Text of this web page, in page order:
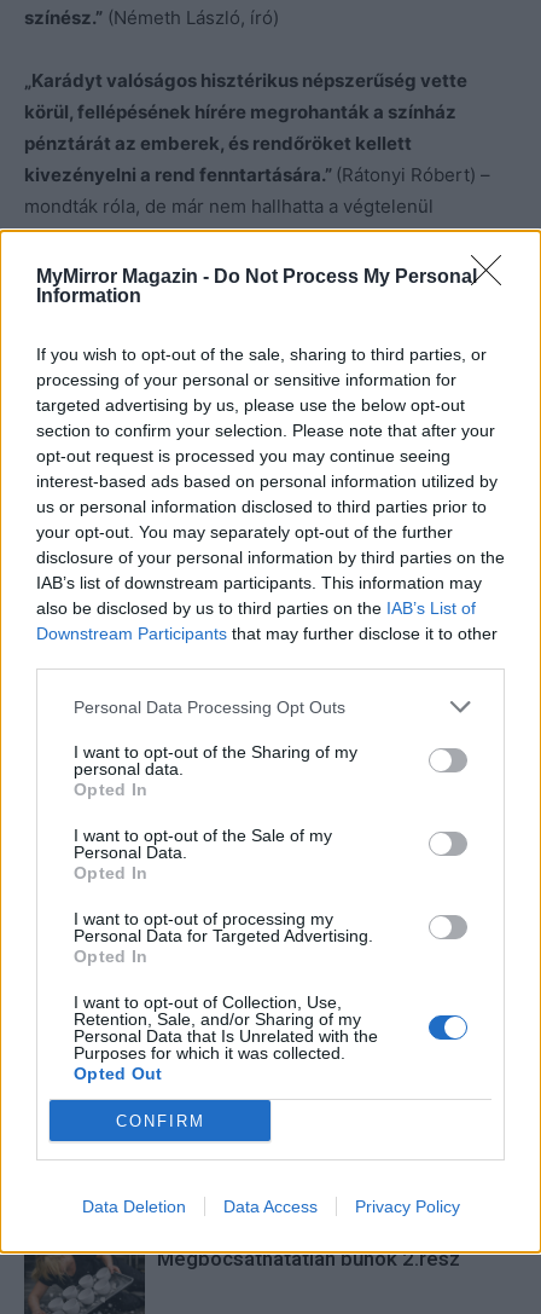
MyMirror Magazin - Do Not Process My Personal
Information
If you wish to opt-out of the sale, sharing to third parties, or
processing of your personal or sensitive information for
targeted advertising by us, please use the below opt-out
section to confirm your selection. Please note that after your
opt-out request is processed you may continue seeing
interest-based ads based on personal information utilized by
us or personal information disclosed to third parties prior to
your opt-out. You may separately opt-out of the further
disclosure of your personal information by third parties on the
IAB’s list of downstream participants. This information may
also be disclosed by us to third parties on the IAB’s List of
Downstream Participants that may further disclose it to other
Personal Data Processing Opt Outs
I want to opt-out of the Sharing of my
personal data.
Opted In
I want to opt-out of the Sale of my
Personal Data.
Opted In
I want to opt-out of processing my
Personal Data for Targeted Advertising.
Opted In
I want to opt-out of Collection, Use,
Retention, Sale, and/or Sharing of my
Personal Data that Is Unrelated with the
Purposes for which it was collected.
Opted Out
CONFIRM
Data Deletion Data Access Privacy Policy
színész.” (Németh László, író)
„Karádyt valóságos hisztérikus népszerűség vette
körül, fellépésének hírére megrohanták a színház
pénztárát az emberek, és rendőröket kellett
kivezényelni a rend fenntartására.” (Rátonyi Róbert) –
mondták róla, de már nem hallhatta a végtelenül
megtisztelő szavakat.
Kép forrása: Pinterest
Imre Hilda
Oktatás és nevelés területén dolgozom, de minden
mögé és közben keresem az embert, a nőt a jól legyártott álarcok
mögött. Néha meséket is írok, de gyakrabban novellákat,
cikkeket és apró vicces történeteket.
KAPCSOLÓDÓ CIKKEK
Megbocsáthatatlan bűnök 3.rész
Megbocsáthatatlan bűnök 2.rész